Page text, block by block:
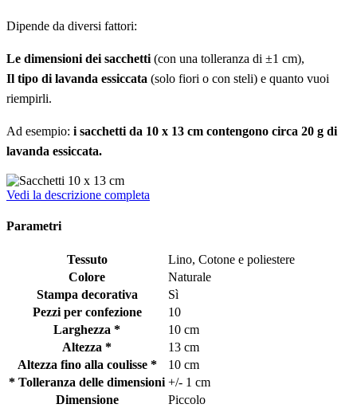
Dipende da diversi fattori:
Le dimensioni dei sacchetti (con una tolleranza di ±1 cm),
Il tipo di lavanda essiccata (solo fiori o con steli) e quanto vuoi
riempirli.
Ad esempio: i sacchetti da 10 x 13 cm contengono circa 20 g di
lavanda essiccata.
Vedi la descrizione completa
Parametri
Tessuto
Lino, Cotone e poliestere
Colore
Naturale
Stampa decorativa
Sì
Pezzi per confezione
10
Larghezza *
10 cm
Altezza *
13 cm
Altezza fino alla coulisse *
10 cm
* Tolleranza delle dimensioni +/- 1 cm
Dimensione
Piccolo